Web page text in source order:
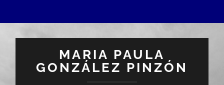
MARIA PAULA
GONZÁLEZ PINZÓN